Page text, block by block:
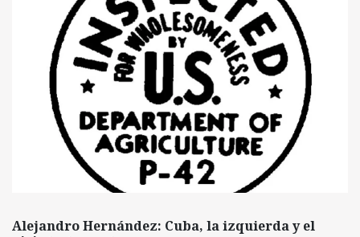
Alejandro Hernández: Cuba, la izquierda y el